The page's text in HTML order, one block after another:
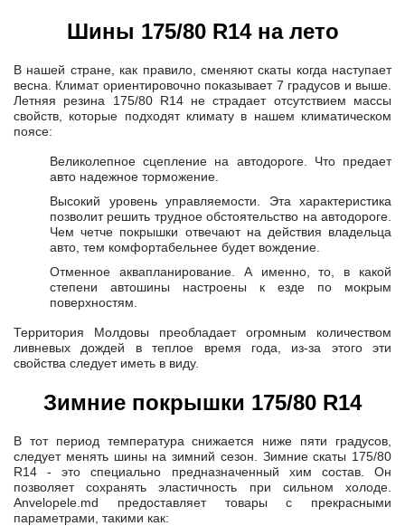
Шины 175/80 R14 на лето
В нашей стране, как правило, сменяют скаты когда наступает
весна. Климат ориентировочно показывает 7 градусов и выше.
Летняя резина 175/80 R14 не страдает отсутствием массы
свойств, которые подходят климату в нашем климатическом
поясе:
Великолепное сцепление на автодороге. Что предает
авто надежное торможение.
Высокий уровень управляемости. Эта характеристика
позволит решить трудное обстоятельство на автодороге.
Чем четче покрышки отвечают на действия владельца
авто, тем комфортабельнее будет вождение.
Отменное аквапланирование. А именно, то, в какой
степени автошины настроены к езде по мокрым
поверхностям.
Территория Молдовы преобладает огромным количеством
ливневых дождей в теплое время года, из-за этого эти
свойства следует иметь в виду.
Зимние покрышки 175/80 R14
В тот период температура снижается ниже пяти градусов,
следует менять шины на зимний сезон. Зимние скаты 175/80
R14 - это специально предназначенный хим состав. Он
позволяет сохранять эластичность при сильном холоде.
Anvelopele.md предоставляет товары с прекрасными
параметрами, такими как: